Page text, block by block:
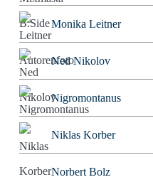
Monika Leitner
Ned Nikolov
Nigromontanus
Niklas Korber
Norbert Bolz